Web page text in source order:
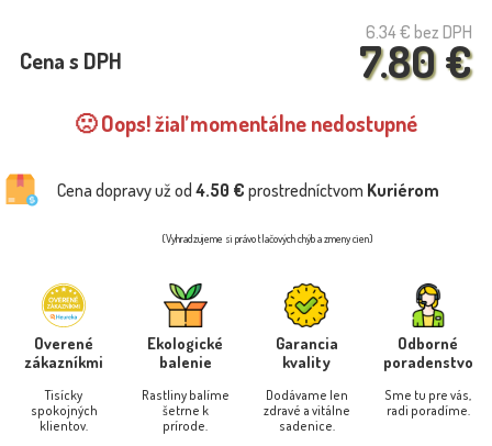
6.34 € bez DPH
7.80 €
Cena s DPH
🙁 Oops! žiaľ momentálne nedostupné
Cena dopravy už od 4.50 € prostredníctvom Kuriérom
(Vyhradzujeme si právo tlačových chýb a zmeny cien)
Overené
zákazníkmi
Tisícky
spokojných
klientov.
Ekologické
balenie
Rastliny balíme
šetrne k
prírode.
Garancia
kvality
Dodávame len
zdravé a vitálne
sadenice.
Odborné
poradenstvo
Sme tu pre vás,
radi poradíme.